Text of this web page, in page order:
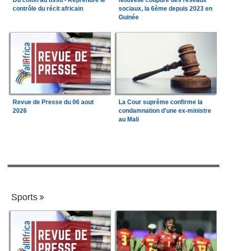
contrôle du récit africain
sociaux, la 6ème depuis 2023 en
Guinée
Revue de Presse du 06 aout
2026
La Cour suprême confirme la
condamnation d'une ex-ministre
au Mali
Sports